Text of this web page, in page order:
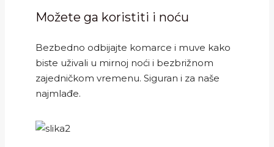
Možete ga koristiti i noću
Bezbedno odbijajte komarce i muve kako
biste uživali u mirnoj noći i bezbrižnom
zajedničkom vremenu. Siguran i za naše
najmlađe.